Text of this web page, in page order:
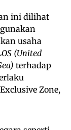
ini dilihat
usaha
(United
terhadap
Zone,